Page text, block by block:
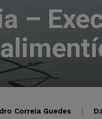
–
Correia Guedes